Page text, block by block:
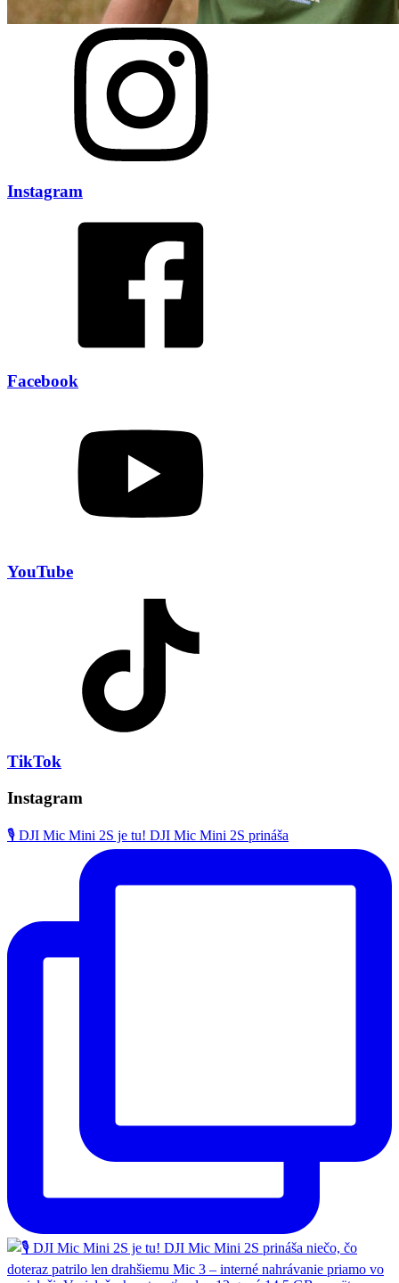
Instagram
Facebook
YouTube
TikTok
Instagram
🎙️ DJI Mic Mini 2S je tu! DJI Mic Mini 2S prináša